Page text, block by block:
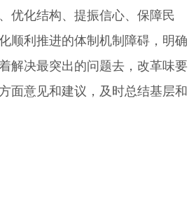
优化结构、提振信心、保障民
顺利推进的体制机制障碍，明确
解决最突出的问题去，改革味要
面意见和建议，及时总结基层和